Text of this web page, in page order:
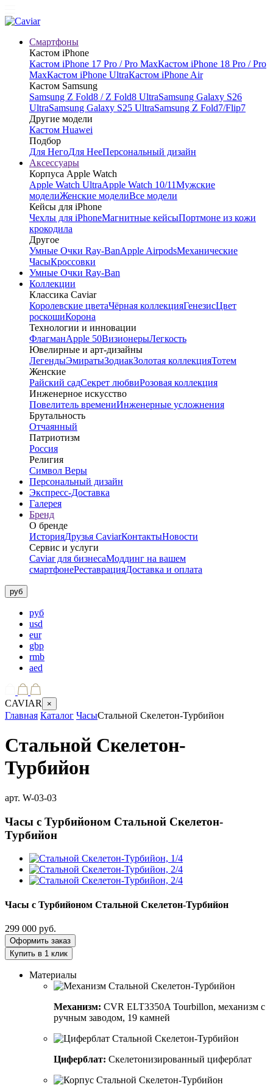
Смартфоны
Кастом iPhone
Кастом iPhone 17 Pro / Pro MaxКастом iPhone 18 Pro / Pro
MaxКастом iPhone UltraКастом iPhone Air
Кастом Samsung
Samsung Z Fold8 / Z Fold8 UltraSamsung Galaxy S26
UltraSamsung Galaxy S25 UltraSamsung Z Fold7/Flip7
Другие модели
Кастом Huawei
Подбор
Для НегоДля НееПерсональный дизайн
Аксессуары
Корпуса Apple Watch
Apple Watch UltraApple Watch 10/11Мужские
моделиЖенские моделиВсе модели
Кейсы для iPhone
Чехлы для iPhoneМагнитные кейсыПортмоне из кожи
крокодила
Другое
Умные Очки Ray-BanApple AirpodsМеханические
ЧасыКроссовки
Умные Очки Ray-Ban
Коллекции
Классика Caviar
Королевские цветаЧёрная коллекцияГенезисЦвет
роскошиКорона
Технологии и инновации
ФлагманApple 50ВизионерыЛегкость
Ювелирные и арт-дизайны
ЛегендыЭмиратыЗодиакЗолотая коллекцияТотем
Женские
Райский садСекрет любвиРозовая коллекция
Инженерное искусство
Повелитель времениИнженерные усложнения
Брутальность
Отчаянный
Патриотизм
Россия
Религия
Символ Веры
Персональный дизайн
Экспресс-Доставка
Галерея
Бренд
О бренде
ИсторияДрузья CaviarКонтактыНовости
Сервис и услуги
Caviar для бизнесаМоддинг на вашем
смартфонеРеставрацияДоставка и оплата
руб
руб
usd
eur
gbp
rmb
aed
CAVIAR ×
Главная Каталог ЧасыСтальной Скелетон-Турбийон
Стальной Скелетон-
Турбийон
арт. W-03-03
Часы с Турбийоном Стальной Скелетон-
Турбийон
Часы с Турбийоном Стальной Скелетон-Турбийон
299 000 руб.
Оформить заказ
Купить в 1 клик
Материалы
Механизм: CVR ELT3350A Tourbillon, механизм с
ручным заводом, 19 камней
Циферблат: Скелетонизированный циферблат